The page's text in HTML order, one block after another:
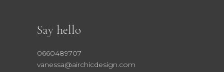
Say hello
0660489707
vanessa@airchicdesign.com